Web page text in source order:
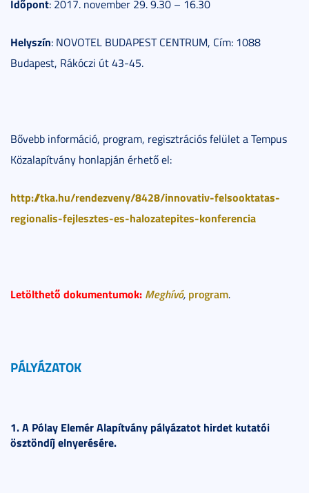
Időpont: 2017. november 29. 9.30 – 16.30
Helyszín: NOVOTEL BUDAPEST CENTRUM, Cím: 1088
Budapest, Rákóczi út 43-45.
Bővebb információ, program, regisztrációs felület a Tempus
Közalapítvány honlapján érhető el:
http://tka.hu/rendezveny/8428/innovativ-felsooktatas-
regionalis-fejlesztes-es-halozatepites-konferencia
Letölthető dokumentumok: Meghívó, program.
PÁLYÁZATOK
1. A Pólay Elemér Alapítvány pályázatot hirdet kutatói
ösztöndíj elnyerésére.